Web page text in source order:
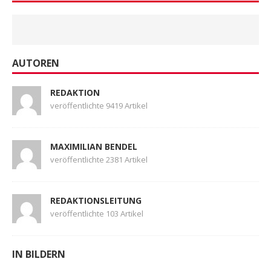
AUTOREN
REDAKTION
veröffentlichte 9419 Artikel
MAXIMILIAN BENDEL
veröffentlichte 2381 Artikel
REDAKTIONSLEITUNG
veröffentlichte 103 Artikel
IN BILDERN